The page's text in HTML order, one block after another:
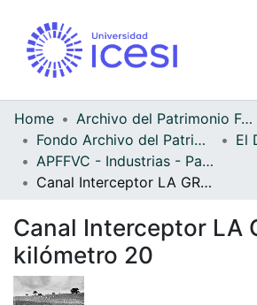
Home
Archivo del Patrimonio Fotográfico y Fílmico del Valle del Cauca
Fondo Archivo del Patrimonio Fotográfico y Fílmico del Valle del Cauca
El
APFFVC - Industrias - Patrimonial
Canal Interceptor LA GRECIA, kilómetro 20
Canal Interceptor LA
kilómetro 20